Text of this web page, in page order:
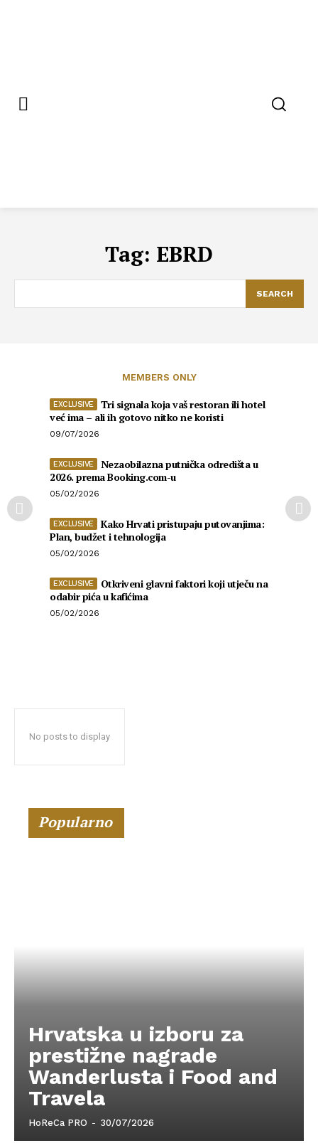
Tag: EBRD
SEARCH
MEMBERS ONLY
Tri signala koja vaš restoran ili hotel
već ima – ali ih gotovo nitko ne koristi
09/07/2026
Nezaobilazna putnička odredišta u
2026. prema Booking.com-u
05/02/2026
Kako Hrvati pristupaju putovanjima:
Plan, budžet i tehnologija
05/02/2026
Otkriveni glavni faktori koji utječu na
odabir pića u kafićima
05/02/2026
No posts to display
Popularno
Hrvatska u izboru za
prestižne nagrade
Wanderlusta i Food and
Travela
HoReCa PRO - 30/07/2026